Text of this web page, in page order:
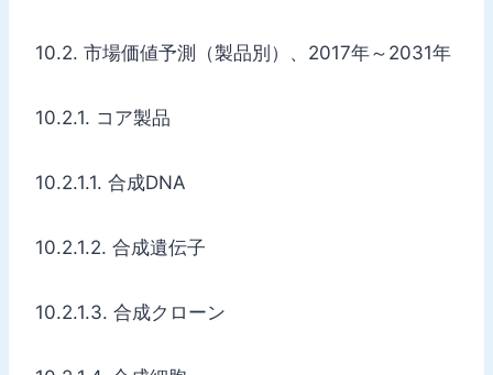
10.2. 市場価値予測（製品別）、2017年～2031年
10.2.1. コア製品
10.2.1.1. 合成DNA
10.2.1.2. 合成遺伝子
10.2.1.3. 合成クローン